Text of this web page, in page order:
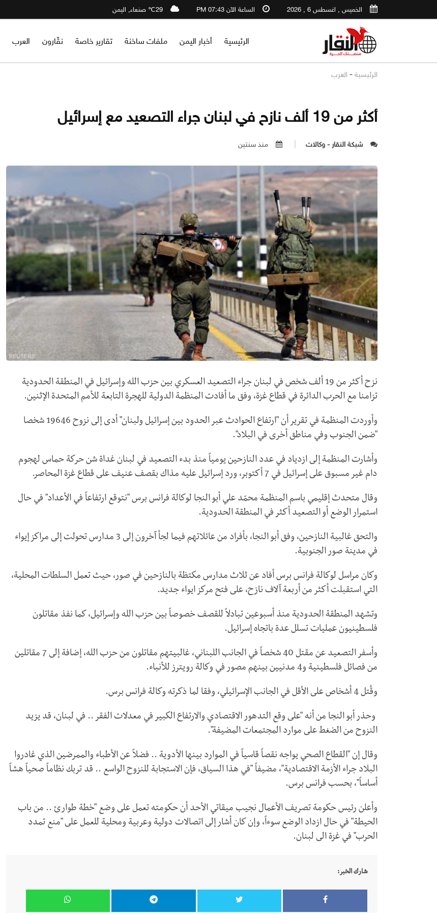
الخميس , اغسطس 6 , 2026 الساعة الآن 07:43 PM 29℃ صنعاء, اليمن
الرئيسية أخبار اليمن ملفات ساخنة تقارير خاصة نقّارون العرب
الرئيسية - العرب
أكثر من 19 ألف نازح في لبنان جراء التصعيد مع إسرائيل
شبكة النقار - وكالات منذ سنتين
نزح أكثر من 19 ألف شخص في لبنان جراء التصعيد العسكري بين حزب الله وإسرائيل في المنطقة الحدودية
تزامنا مع الحرب الدائرة في قطاع غزة، وفق ما أفادت المنظمة الدولية للهجرة التابعة للأمم المتحدة الإثنين.
وأوردت المنظمة في تقرير أن "ارتفاع الحوادث عبر الحدود بين إسرائيل ولبنان" أدى إلى نزوح 19646 شخصا
"ضمن الجنوب وفي مناطق أخرى في البلاد".
وأشارت المنظمة إلى ازدياد في عدد النازحين يومياً منذ بدء التصعيد في لبنان غداة شن حركة حماس لهجوم
دام غير مسبوق على إسرائيل في 7 أكتوبر، ورد إسرائيل عليه مذاك بقصف عنيف على قطاع غزة المحاصر.
وقال متحدث إقليمي باسم المنظمة محمّد علي أبو النجا لوكالة فرانس برس "نتوقع ارتفاعاً في الأعداد" في حال
استمرار الوضع أو التصعيد أكثر في المنطقة الحدودية.
والتحق غالبية النازحين، وفق أبو النجا، بأفراد من عائلاتهم فيما لجأ آخرون إلى 3 مدارس تحولت إلى مراكز إيواء
في مدينة صور الجنوبية.
وكان مراسل لوكالة فرانس برس أفاد عن ثلاث مدارس مكتظة بالنازحين في صور، حيث تعمل السلطات المحلية،
التي استقبلت أكثر من أربعة آلاف نازح، على فتح مركز ايواء جديد.
وتشهد المنطقة الحدودية منذ أسبوعين تبادلاً للقصف خصوصاً بين حزب الله وإسرائيل، كما نفذ مقاتلون
فلسطينيون عمليات تسلل عدة باتجاه إسرائيل.
وأسفر التصعيد عن مقتل 40 شخصاً في الجانب اللبناني، غالبيتهم مقاتلون من حزب الله، إضافة إلى 7 مقاتلين
من فصائل فلسطينية و4 مدنيين بينهم مصور في وكالة رويترز للأنباء.
وقُتل 4 أشخاص على الأقل في الجانب الإسرائيلي، وفقا لما ذكرته وكالة فرانس برس.
وحذر أبو النجا من أنه "على وقع التدهور الاقتصادي والارتفاع الكبير في معدلات الفقر .. في لبنان، قد يزيد
النزوح من الضغط على موارد المجتمعات المضيفة".
وقال إن "القطاع الصحي يواجه نقصاً قاسياً في الموارد بينها الأدوية .. فضلاً عن الأطباء والممرضين الذي غادروا
البلاد جراء الأزمة الاقتصادية"، مضيفاً "في هذا السياق، فإن الاستجابة للنزوح الواسع .. قد تربك نظاماً صحياً هشاً
أساساً"، بحسب فرانس برس.
وأعلن رئيس حكومة تصريف الأعمال نجيب ميقاتي الأحد أن حكومته تعمل على وضع "خطة طوارئ .. من باب
الحيطة" في حال ازداد الوضع سوءاً، وإن كان أشار إلى اتصالات دولية وعربية ومحلية للعمل على "منع تمدد
الحرب" في غزة الى لبنان.
شارك الخبر: